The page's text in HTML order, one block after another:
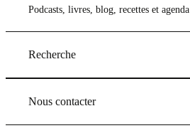
Podcasts, livres, blog, recettes et agenda
Recherche
Nous contacter